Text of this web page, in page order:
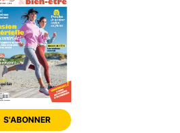
S'ABONNER